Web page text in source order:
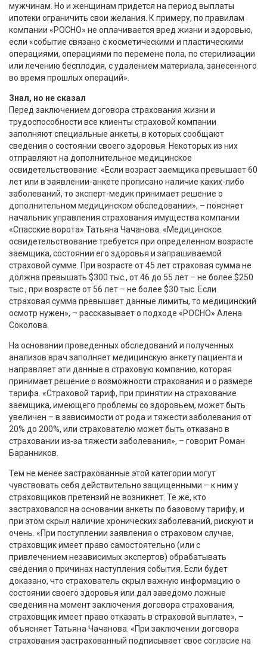
мужчинам. Но и женщинам придется на период выплаты
ипотеки ограничить свои желания. К примеру, по правилам
компании «РОСНО» не оплачивается вред жизни и здоровью,
если «событие связано с косметическими и пластическими
операциями, операциями по перемене пола, по стерилизации
или лечению бесплодия, с удалением материала, занесенного
во время прошлых операций».
Знал, но не сказал
Перед заключением договора страхования жизни и
трудоспособности все клиенты страховой компании
заполняют специальные анкеты, в которых сообщают
сведения о состоянии своего здоровья. Некоторых из них
отправляют на дополнительное медицинское
освидетельствование. «Если возраст заемщика превышает 60
лет или в заявлении-анкете прописано наличие каких-либо
заболеваний, то эксперт-медик принимает решение о
дополнительном медицинском обследовании», – поясняет
начальник управления страхования имущества компании
«Спасские ворота» Татьяна Чачанова. «Медицинское
освидетельствование требуется при определенном возрасте
заемщика, состоянии его здоровья и запрашиваемой
страховой сумме. При возрасте от 45 лет страховая сумма не
должна превышать $300 тыс., от 46 до 55 лет – не более $250
тыс., при возрасте от 56 лет – не более $30 тыс. Если
страховая сумма превышает данные лимиты, то медицинский
осмотр нужен», – рассказывает о подходе «РОСНО» Алена
Соколова.
На основании проведенных обследований и полученных
анализов врач заполняет медицинскую анкету пациента и
направляет эти данные в страховую компанию, которая
принимает решение о возможности страхования и о размере
тарифа. «Страховой тариф, при принятии на страхование
заемщика, имеющего проблемы со здоровьем, может быть
увеличен – в зависимости от рода и тяжести заболевания от
20% до 200%, или страхователю может быть отказано в
страховании из-за тяжести заболевания», – говорит Роман
Баранников.
Тем не менее застрахованные этой категории могут
чувствовать себя действительно защищенными – к ним у
страховщиков претензий не возникнет. Те же, кто
застраховался на основании анкеты по базовому тарифу, и
при этом скрыл наличие хронических заболеваний, рискуют и
очень. «При поступлении заявления о страховом случае,
страховщик имеет право самостоятельно (или с
привлечением независимых экспертов) обрабатывать
сведения о причинах наступления события. Если будет
доказано, что страхователь скрыл важную информацию о
состоянии своего здоровья или дал заведомо ложные
сведения на момент заключения договора страхования,
страховщик имеет право отказать в страховой выплате», –
объясняет Татьяна Чачанова. «При заключении договора
страхования застрахованный подписывает свое согласие на